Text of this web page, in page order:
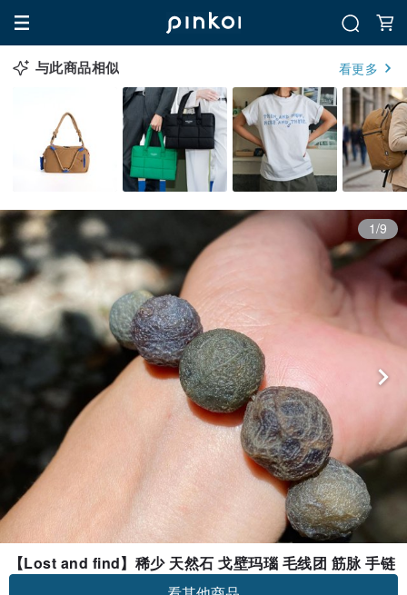
与此商品相似 看更多
1/9
【Lost and find】稀少 天然石 戈壁玛瑙 毛线团 筋脉 手链